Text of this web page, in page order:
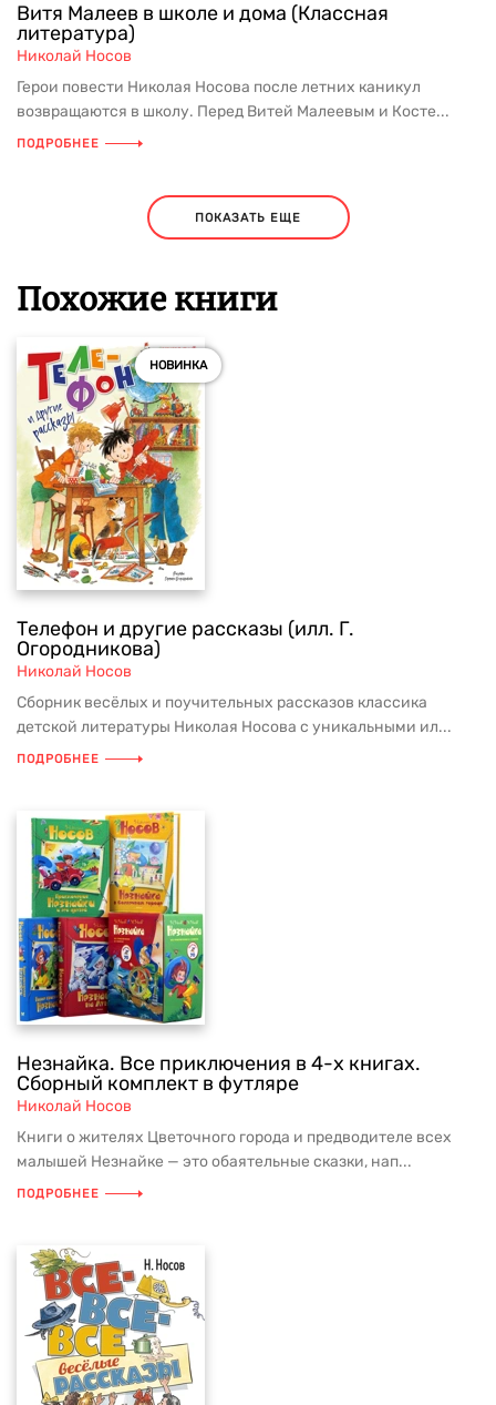
Витя Малеев в школе и дома (Классная
литература)
Николай Носов
Герои повести Николая Носова после летних каникул
возвращаются в школу. Перед Витей Малеевым и Косте...
ПОДРОБНЕЕ
ПОКАЗАТЬ ЕЩЕ
Похожие книги
НОВИНКА
Телефон и другие рассказы (илл. Г.
Огородникова)
Николай Носов
Сборник весёлых и поучительных рассказов классика
детской литературы Николая Носова с уникальными ил...
ПОДРОБНЕЕ
Незнайка. Все приключения в 4-х книгах.
Сборный комплект в футляре
Николай Носов
Книги о жителях Цветочного города и предводителе всех
малышей Незнайке — это обаятельные сказки, нап...
ПОДРОБНЕЕ